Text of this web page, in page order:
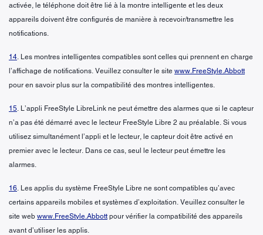
activée, le téléphone doit être lié à la montre intelligente et les deux
appareils doivent être configurés de manière à recevoir/transmettre les
notifications.
14. Les montres intelligentes compatibles sont celles qui prennent en charge
l’affichage de notifications. Veuillez consulter le site www.FreeStyle.Abbott
pour en savoir plus sur la compatibilité des montres intelligentes.
15. L’appli FreeStyle LibreLink ne peut émettre des alarmes que si le capteur
n’a pas été démarré avec le lecteur FreeStyle Libre 2 au préalable. Si vous
utilisez simultanément l’appli et le lecteur, le capteur doit être activé en
premier avec le lecteur. Dans ce cas, seul le lecteur peut émettre les
alarmes.
16. Les applis du système FreeStyle Libre ne sont compatibles qu’avec
certains appareils mobiles et systèmes d’exploitation. Veuillez consulter le
site web www.FreeStyle.Abbott pour vérifier la compatibilité des appareils
avant d’utiliser les applis.